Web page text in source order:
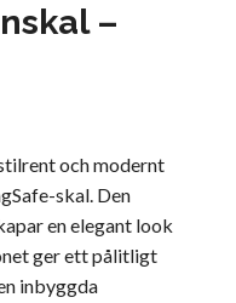
–
och modernt
skal. Den
en elegant look
ger ett pålitligt
inbyggda